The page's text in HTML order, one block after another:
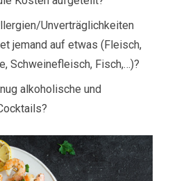
Unverträglichkeiten
jemand auf etwas (Fleisch,
Schweinefleisch, Fisch,…)?
alkoholische und